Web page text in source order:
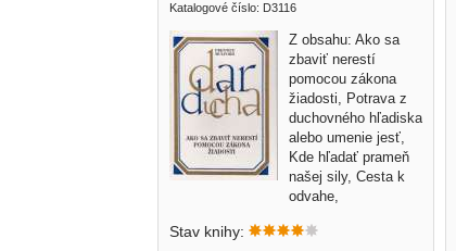
Katalogové číslo: D3116
Z obsahu: Ako sa
zbaviť nerestí
pomocou zákona
žiadosti, Potrava z
duchovného hľadiska
alebo umenie jesť,
Kde hľadať prameň
našej sily, Cesta k
odvahe,
Stav knihy: